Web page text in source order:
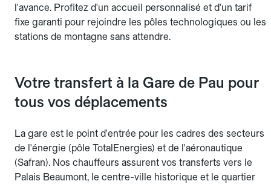
l'avance. Profitez d'un accueil personnalisé et d'un tarif
fixe garanti pour rejoindre les pôles technologiques ou les
stations de montagne sans attendre.
Votre transfert à la Gare de Pau pour
tous vos déplacements
La gare est le point d'entrée pour les cadres des secteurs
de l'énergie (pôle TotalEnergies) et de l'aéronautique
(Safran). Nos chauffeurs assurent vos transferts vers le
Palais Beaumont, le centre-ville historique et le quartier